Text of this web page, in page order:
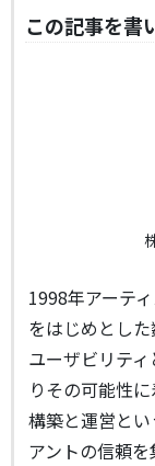
この記事を書
1998年アーテ
をはじめとし
ユーザビリテ
りその可能性
構築と運営と
アントの信頼を